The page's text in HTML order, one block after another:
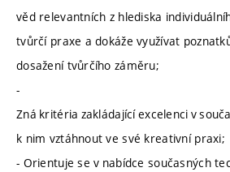
věd relevantních z hlediska
tvůrčí praxe a dokáže využívat
dosažení tvůrčího záměru;
-
Zná kritéria zakládající excelenci v
k nim vztáhnout ve své kreativní praxi;
- Orientuje se v nabídce současných